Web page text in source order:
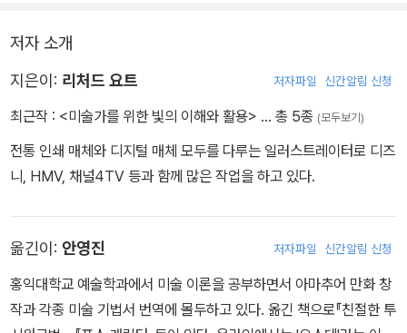
저자 소개
지은이: 리처드 요트 저자파일 신간알림 신청
최근작 : <미술가를 위한 빛의 이해와 활용> … 총 5종 (모두보기)
전통 인쇄 매체와 디지털 매체 모두를 다루는 일러스트레이터로 디즈
니, HMV, 채널4TV 등과 함께 많은 작업을 하고 있다.
옮긴이: 안영진 저자파일 신간알림 신청
홍익대학교 예술학과에서 미술 이론을 공부하면서 아마추어 만화 창
작과 각종 미술 기법서 번역에 몰두하고 있다. 옮긴 책으로『친절한 투